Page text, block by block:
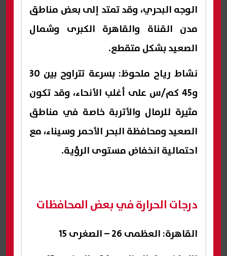
الوجه البحري، وقد تمتد إلى بعض مناطق
مدن القناة والقاهرة الكبرى وشمال
الصعيد بشكل متقطع.
نشاط رياح ملحوظ: بسرعة تتراوح بين 30
و45 كم/س على أغلب الأنحاء، وقد تكون
مثيرة للرمال والأتربة خاصة في مناطق
الصعيد ومحافظة البحر الأحمر وسيناء، مع
احتمالية انخفاض مستوى الرؤية.
درجات الحرارة في بعض المحافظات
القاهرة: العظمى 26 – الصغرى 15